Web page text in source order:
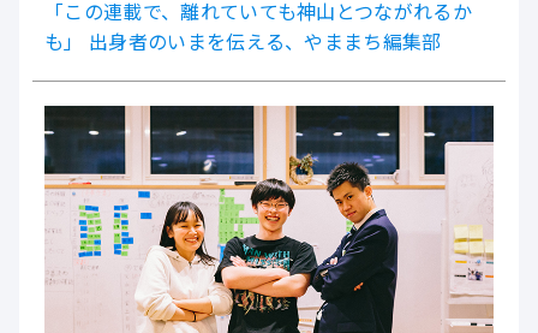
「この連載で、離れていても神山とつながれるか
も」 出身者のいまを伝える、やままち編集部